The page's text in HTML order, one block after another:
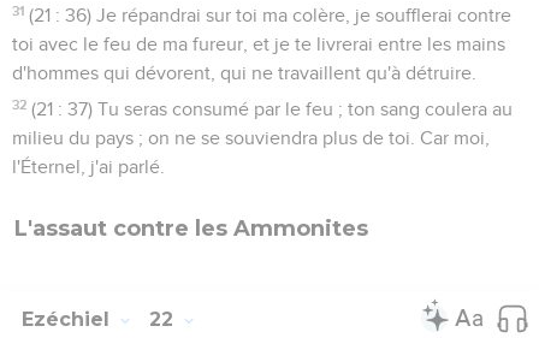
31 (21 : 36) Je répandrai sur toi ma colère, je soufflerai contre
toi avec le feu de ma fureur, et je te livrerai entre les mains
d'hommes qui dévorent, qui ne travaillent qu'à détruire.
32 (21 : 37) Tu seras consumé par le feu ; ton sang coulera au
milieu du pays ; on ne se souviendra plus de toi. Car moi,
l'Éternel, j'ai parlé.
L'assaut contre les Ammonites
Ezéchiel 22